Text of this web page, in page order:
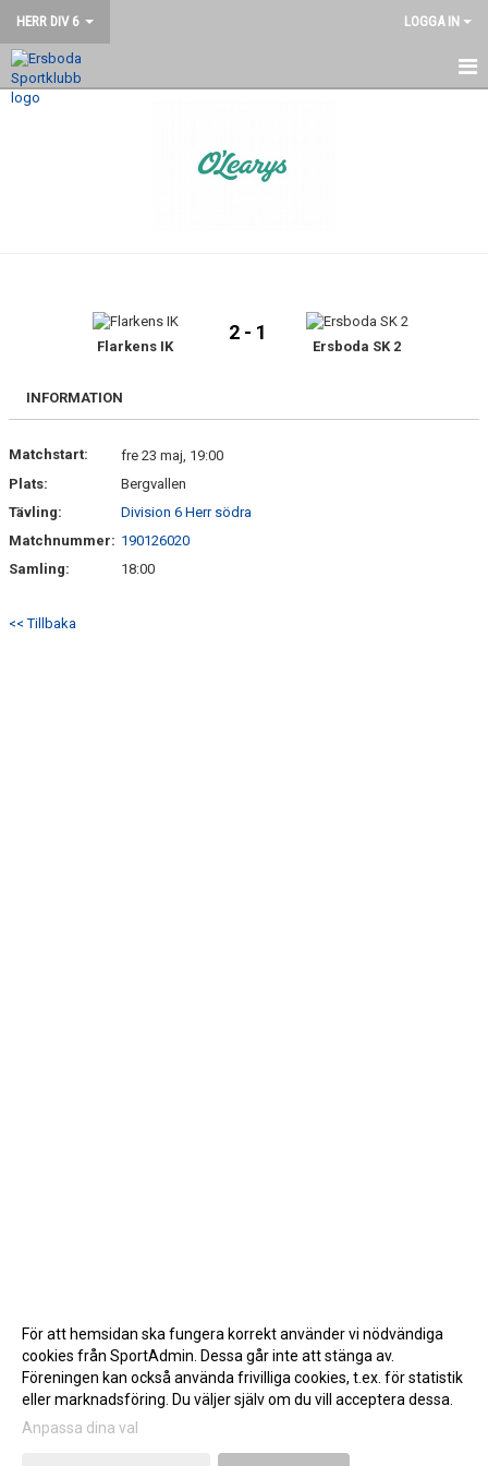
HERR DIV 6 LOGGA IN
HEM
DOKUMENT
Flarkens IK
2 - 1
Ersboda SK 2
INFORMATION
Matchstart:
fre 23 maj, 19:00
Plats:
Bergvallen
Tävling:
Division 6 Herr södra
Matchnummer: 190126020
Samling:
18:00
<< Tillbaka
Gå till Webbversion
För att hemsidan ska fungera korrekt använder vi nödvändiga
cookies från SportAdmin. Dessa går inte att stänga av.
Föreningen kan också använda frivilliga cookies, t.ex. för statistik
eller marknadsföring. Du väljer själv om du vill acceptera dessa.
Anpassa dina val